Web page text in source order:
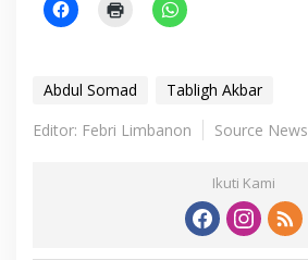
Abdul Somad
Tabligh Akbar
Editor: Febri Limbanon
Source News
Ikuti Kami